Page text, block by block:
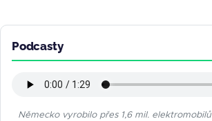
Podcasty
Německo vyrobilo přes 1,6 mil. elektromobilů